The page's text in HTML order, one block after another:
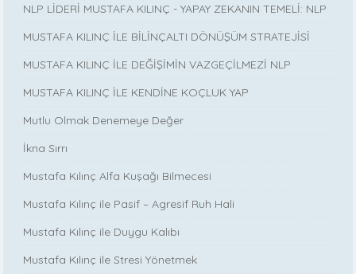
NLP LİDERİ MUSTAFA KILINÇ - YAPAY ZEKANIN TEMELİ: NLP
MUSTAFA KILINÇ İLE BİLİNÇALTI DÖNÜŞÜM STRATEJİSİ
MUSTAFA KILINÇ İLE DEĞİŞİMİN VAZGEÇİLMEZİ NLP
MUSTAFA KILINÇ İLE KENDİNE KOÇLUK YAP
Mutlu Olmak Denemeye Değer
İkna Sırrı
Mustafa Kılınç Alfa Kuşağı Bilmecesi
Mustafa Kılınç ile Pasif – Agresif Ruh Hali
Mustafa Kılınç ile Duygu Kalıbı
Mustafa Kılınç ile Stresi Yönetmek